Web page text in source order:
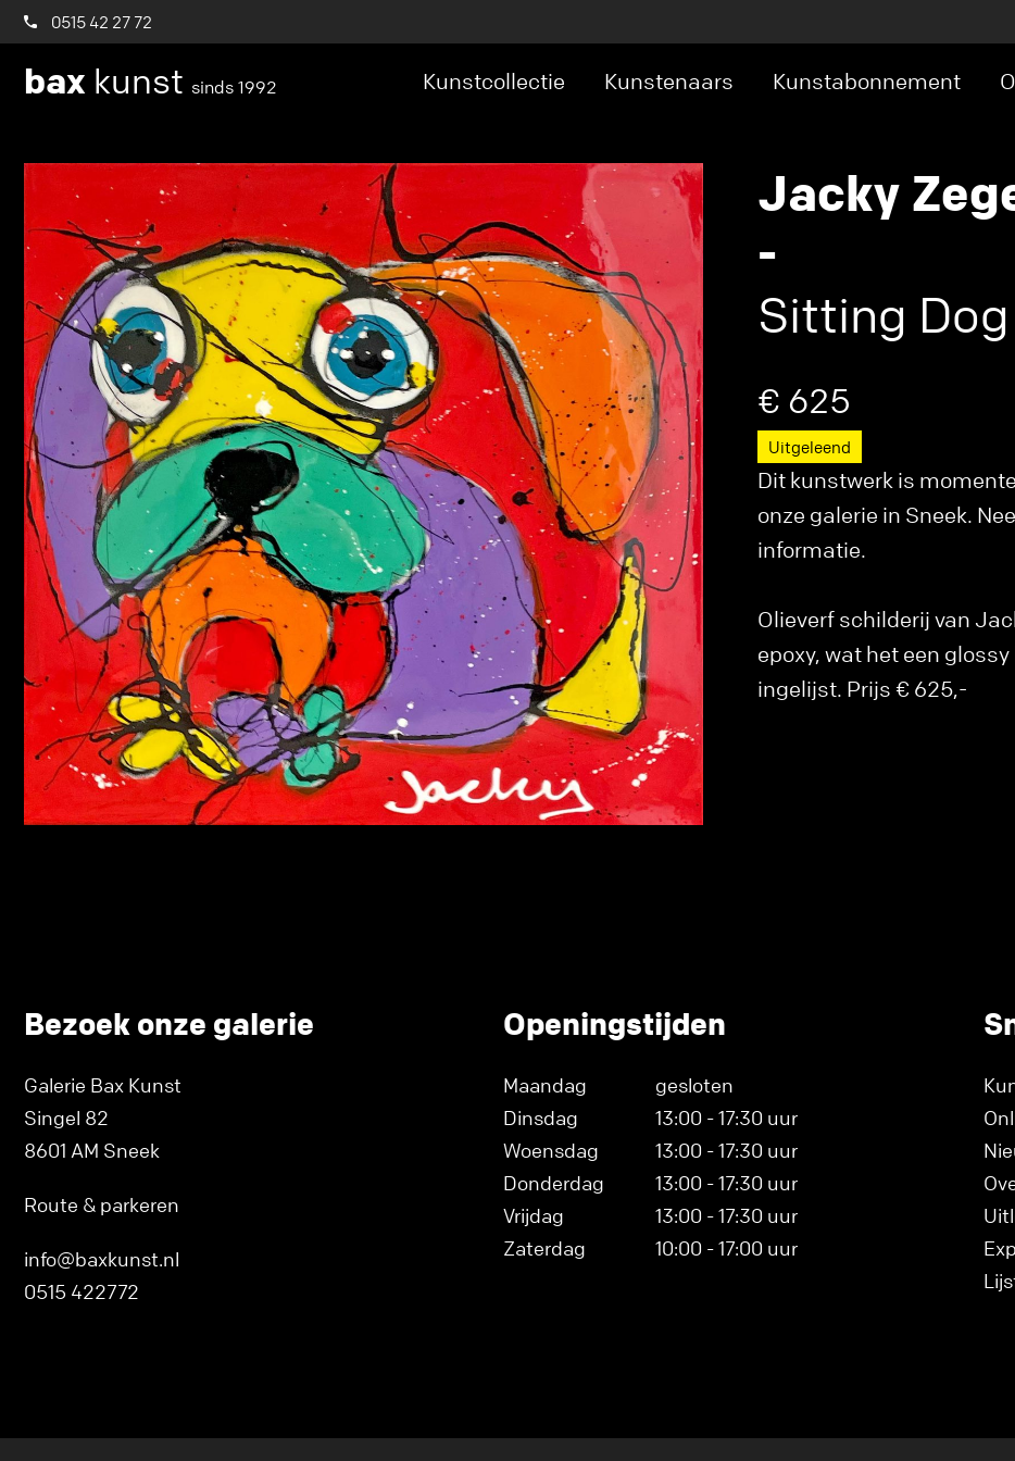
0515 42 27 72
bax kunst sinds 1992 Kunstcollectie Kunstenaars Kunstabonnement
Jacky
-
Sitting Dog
€ 625
Uitgeleend
Dit kunstwerk is
onze galerie in Sneek.
informatie.
Olieverf schilderij van
epoxy, wat het een
ingelijst. Prijs € 625,-
Bezoek onze galerie
Galerie Bax Kunst
Singel 82
8601 AM Sneek
Route & parkeren
info@baxkunst.nl
0515 422772
Openingstijden
Maandag
gesloten
Dinsdag
13:00 - 17:30 uur
Woensdag
13:00 - 17:30 uur
Donderdag
13:00 - 17:30 uur
Vrijdag
13:00 - 17:30 uur
Zaterdag
10:00 - 17:00 uur